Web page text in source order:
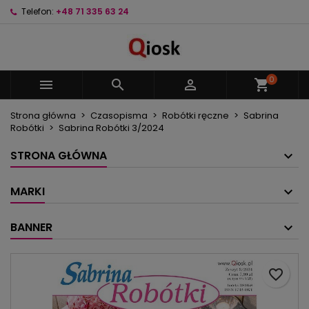
Telefon: +48 71 335 63 24
   shopping_cart0
Strona główna Czasopisma Robótki ręczne
Sabrina
Robótki
Sabrina Robótki 3/2024
STRONA GŁÓWNA
MARKI
BANNER
favorite_border
Nazwa listy życzeń
Anuluj
Musisz być zalogowany by zapisać produkty na
swojej liście życzeń.
Anuluj Zaloguj się